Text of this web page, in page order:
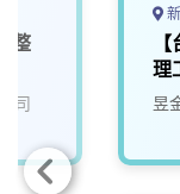
整
司
理
昱